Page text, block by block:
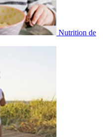
Nutrition de